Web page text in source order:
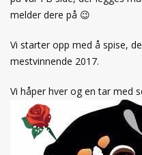
melder dere på 😉
Vi starter opp med å spise,
mestvinnende 2017.
Vi håper hver og en tar med